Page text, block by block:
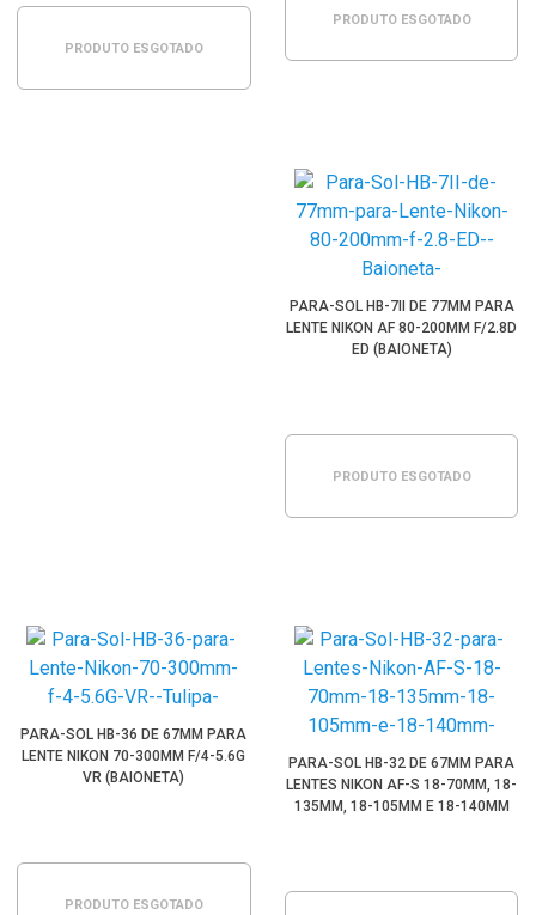
PRODUTO ESGOTADO
PRODUTO ESGOTADO
PARA-SOL HB-7II DE 77MM PARA
LENTE NIKON AF 80-200MM F/2.8D
ED (BAIONETA)
PRODUTO ESGOTADO
PARA-SOL HB-36 DE 67MM PARA
LENTE NIKON 70-300MM F/4-5.6G
VR (BAIONETA)
PRODUTO ESGOTADO
PARA-SOL HB-32 DE 67MM PARA
LENTES NIKON AF-S 18-70MM, 18-
135MM, 18-105MM E 18-140MM